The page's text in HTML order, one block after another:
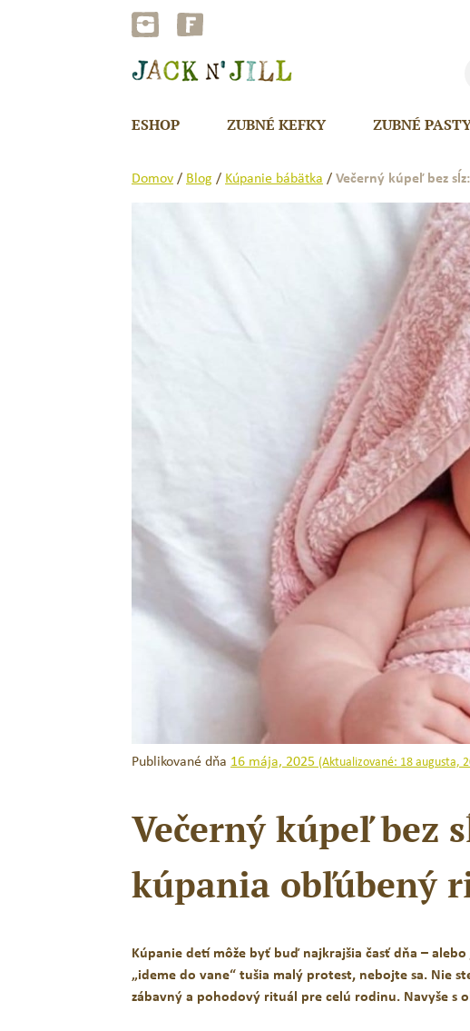
ESHOP ZUBNÉ KEFKY ZUBNÉ
Domov/ Blog / Kúpanie bábätka /Večerný kúpeľ bez
Publikované dňa 16 mája, 2025 (Aktualizované: 18 augusta,
Večerný kúpeľ bez
kúpania obľúbený
Kúpanie detí môže byť buď najkrajšia časť dňa –
„ideme do vane“ tušia malý protest, nebojte sa. Nie
zábavný a pohodový rituál pre celú rodinu. Navyše s
4,65€ s DPH
-33 %